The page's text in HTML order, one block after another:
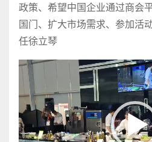
政策、希望中国企业通过商会
国门、扩大市场需求、参加活
任徐立琴
视
播
放
器